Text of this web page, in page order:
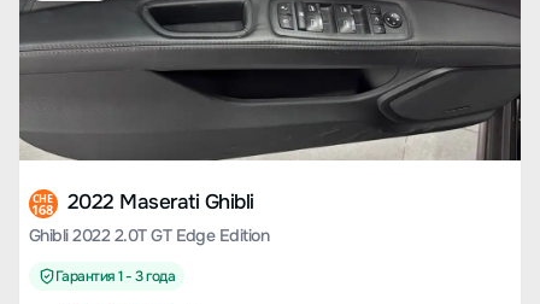
CHE
168 2022 Maserati Ghibli
Ghibli 2022 2.0T GT Edge Edition
Гарантия 1 - 3 года